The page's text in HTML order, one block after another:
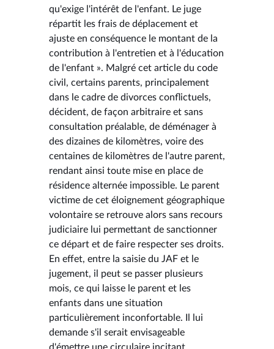
qu'exige l'intérêt de l'enfant. Le juge
répartit les frais de déplacement et
ajuste en conséquence le montant de la
contribution à l'entretien et à l'éducation
de l'enfant ». Malgré cet article du code
civil, certains parents, principalement
dans le cadre de divorces conflictuels,
décident, de façon arbitraire et sans
consultation préalable, de déménager à
des dizaines de kilomètres, voire des
centaines de kilomètres de l'autre parent,
rendant ainsi toute mise en place de
résidence alternée impossible. Le parent
victime de cet éloignement géographique
volontaire se retrouve alors sans recours
judiciaire lui permettant de sanctionner
ce départ et de faire respecter ses droits.
En effet, entre la saisie du JAF et le
jugement, il peut se passer plusieurs
mois, ce qui laisse le parent et les
enfants dans une situation
particulièrement inconfortable. Il lui
demande s'il serait envisageable
d'émettre une circulaire incitant